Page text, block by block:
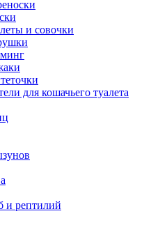
и совочки
для кошачьего туалета
и рептилий